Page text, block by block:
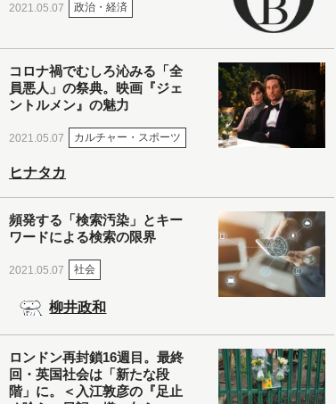
2021.05.07 政治・経済
コロナ禍でむしろ沁みる「全
員悪人」の祭典。映画『ジェ
ントルメン』の魅力
2021.05.07 カルチャー・スポーツ
ヒナタカ
頻発する「検索汚染」とキー
ワードによる検索の限界
2021.05.07 社会
柳井政和
ロンドン再封鎖16週目。最終
回・英国社会は「新たな段
階」に。＜入江敦彦の『足止